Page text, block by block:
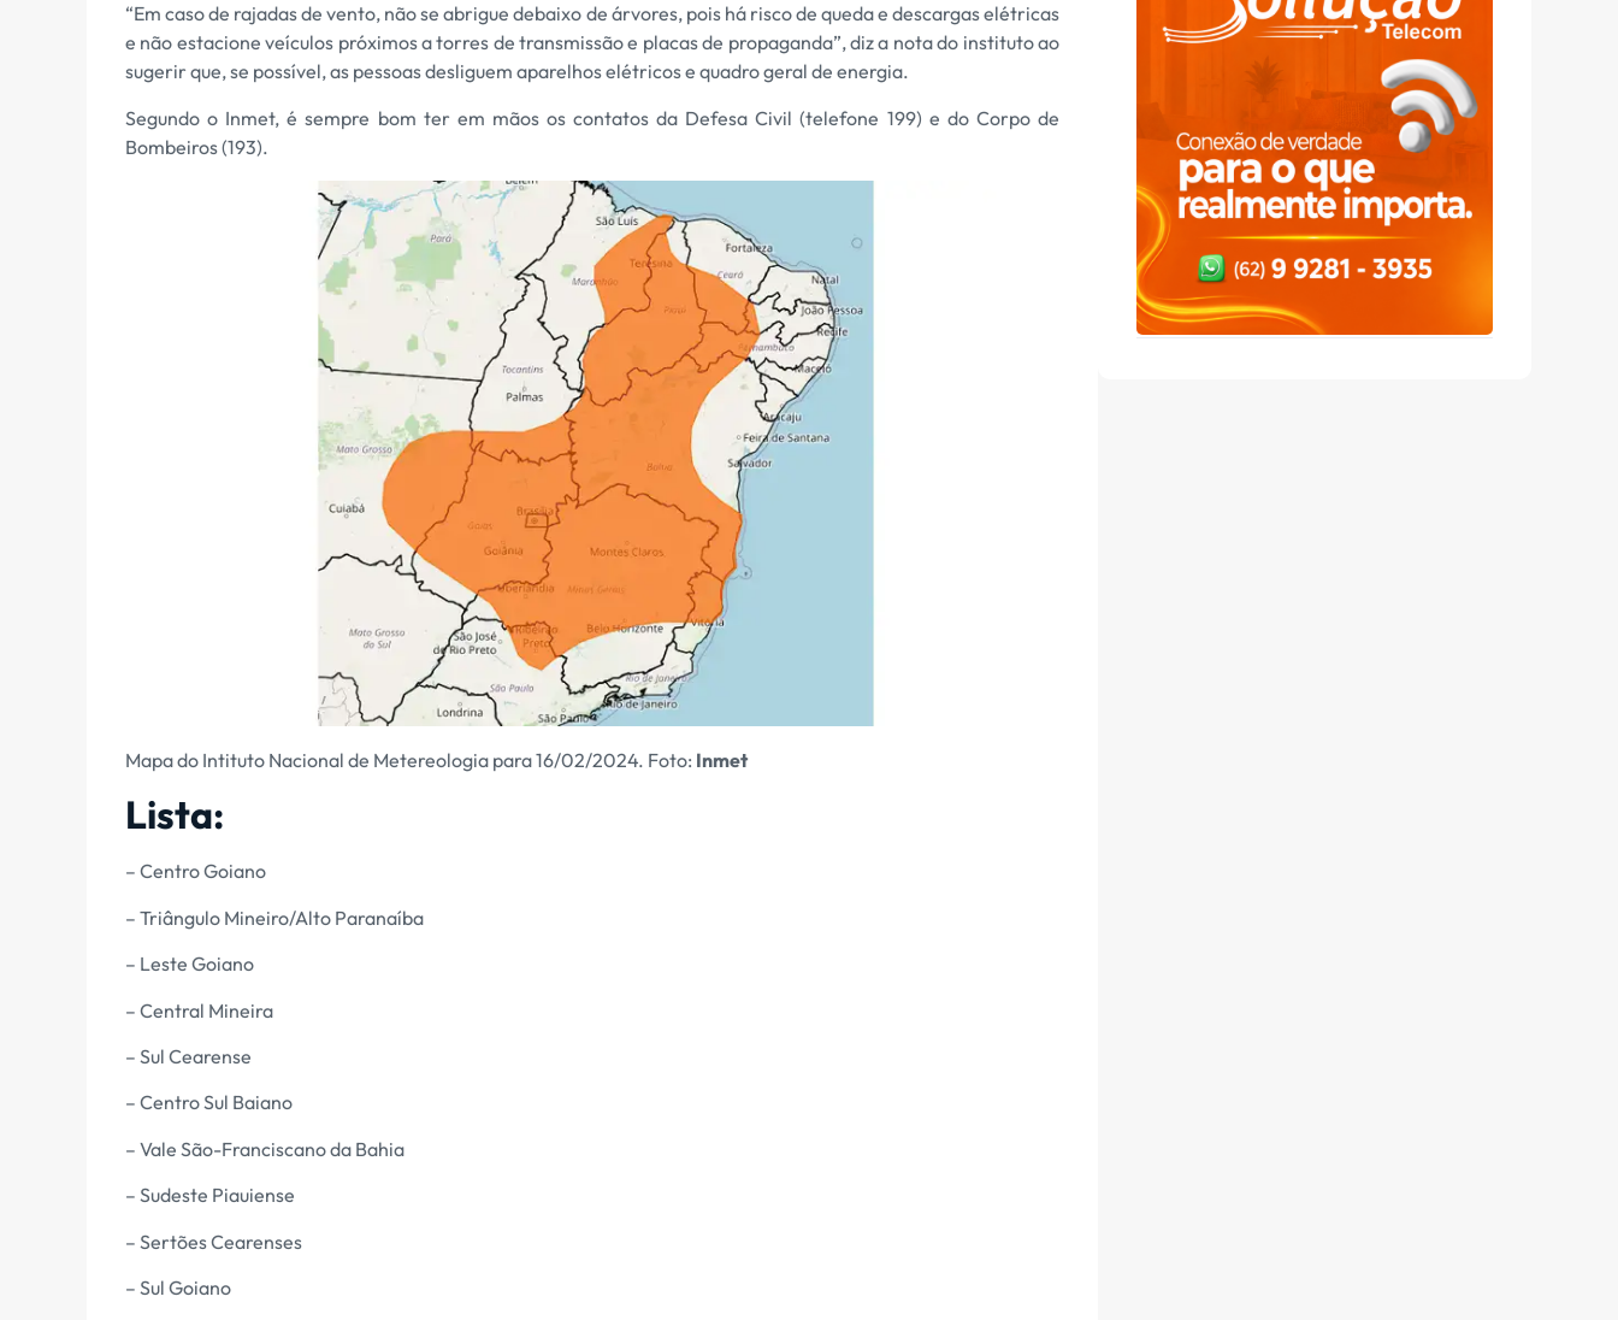
“Em caso de rajadas de vento, não se abrigue debaixo de árvores, pois há risco de queda e descargas elétricas
e não estacione veículos próximos a torres de transmissão e placas de propaganda”, diz a nota do instituto ao
sugerir que, se possível, as pessoas desliguem aparelhos elétricos e quadro geral de energia.
Segundo o Inmet, é sempre bom ter em mãos os contatos da Defesa Civil (telefone 199) e do Corpo de
Bombeiros (193).
Mapa do Intituto Nacional de Metereologia para 16/02/2024. Foto: Inmet
Lista:
– Centro Goiano
– Triângulo Mineiro/Alto Paranaíba
– Leste Goiano
– Central Mineira
– Sul Cearense
– Centro Sul Baiano
– Vale São-Franciscano da Bahia
– Sudeste Piauiense
– Sertões Cearenses
– Sul Goiano